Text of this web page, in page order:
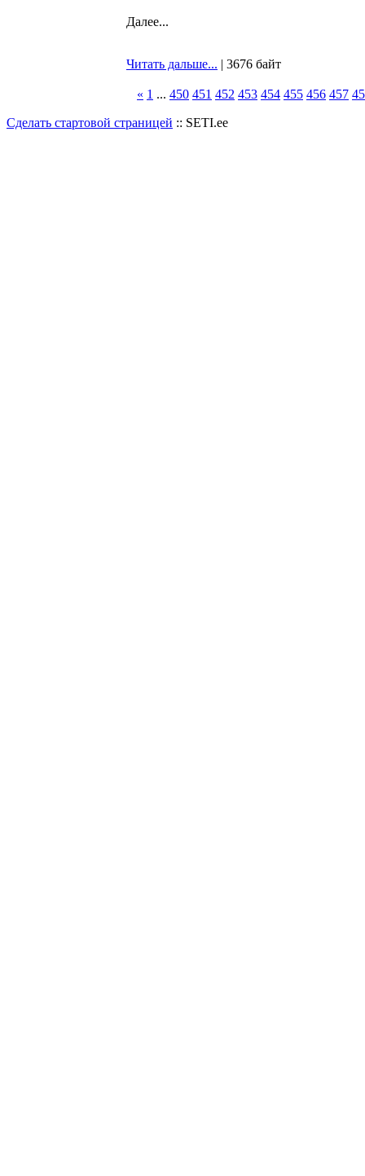
Далее...
Читать дальше... | 3676 байт
« 1 ... 450 451 452 453 454 455 456 457
Сделать стартовой страницей :: SETI.ee